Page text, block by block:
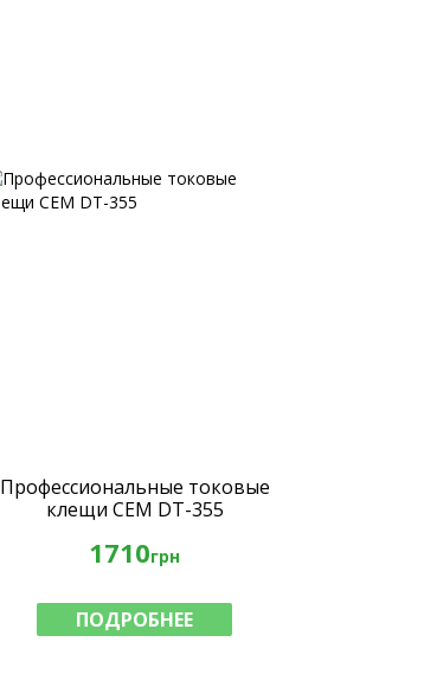
Профессиональные токовые
клещи CEM DT-355
1710грн
ПОДРОБНЕЕ